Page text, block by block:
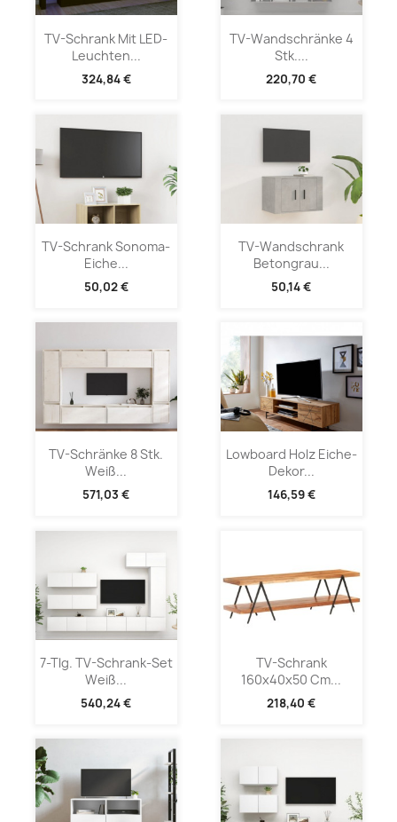
TV-Schrank Mit LED-
Leuchten...
324,84 €
TV-Wandschränke 4
Stk....
220,70 €
TV-Schrank Sonoma-
Eiche...
50,02 €
TV-Wandschrank
Betongrau...
50,14 €
TV-Schränke 8 Stk.
Weiß...
571,03 €
Lowboard Holz Eiche-
Dekor...
146,59 €
7-Tlg. TV-Schrank-Set
Weiß...
540,24 €
TV-Schrank
160x40x50 Cm...
218,40 €